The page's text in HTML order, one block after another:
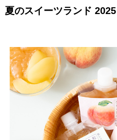
夏のスイーツランド 2025